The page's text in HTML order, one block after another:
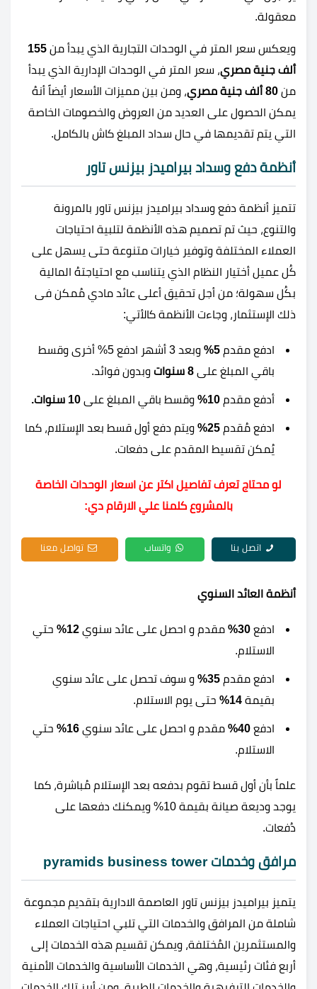
معقولة.
ويعكس سعر المتر في الوحدات التجارية الذي يبدأ من 155
ألف جنية مصري، سعر المتر في الوحدات الإدارية الذي يبدأ
من 80 ألف جنية مصري
، ومن بين مميزات الأسعار أيضاً أنهُ
يمكن الحصول على العديد من العروض والخصومات الخاصة
التي يتم تقديمها في حال سداد المبلغ كاش بالكامل.
أنظمة دفع وسداد بيراميدز بيزنس تاور
تتميز أنظمة دفع وسداد بيراميدز بيزنس تاور بالمرونة
والتنوع، حيث تم تصميم هذه الأنظمة لتلبية احتياجات
العملاء المختلفة وتوفير خيارات متنوعة حتى يسهل على
كُل عميل أختيار النظام الذي يتناسب مع احتياجتهُ المالية
بكُل سهولة؛ من أجل تحقيق أعلى عائد مادي مُمكن فى
ذلك الإستثمار، وجاءت الأنظمة كالأتي:
ادفع مقدم
وبعد 3 أشهر ادفع 5% أخرى وقسط
باقي المبلغ على 8 سنوات وبدون فوائد.
أدفع مقدم 10% وقسط باقي المبلغ على 10 سنوات.
ادفع مُقدم 25%
ويتم دفع أول قسط بعد الإستلام، كما
يُمكن تقسيط المقدم على دفعات.
لو محتاج تعرف تفاصيل اكتر عن اسعار الوحدات الخاصة
بالمشروع كلمنا علي الارقام دي:
اتصل بنا واتساب تواصل معنا
أنظمة العائد السنوي
ادفع 30% مقدم و احصل على عائد سنوي 12%
حتي
الاستلام.
ادفع مقدم 35%
و سوف تحصل على عائد سنوي
بقيمة 14% حتى يوم الاستلام.
ادفع 40% مقدم و احصل على عائد سنوي 16%
حتي
الاستلام.
علماً بأن أول قسط تقوم بدفعه بعد الإستلام مُباشرة، كما
يوجد وديعة صيانة بقيمة 10% ويمكنك دفعها على
دُفعات.
مرافق وخدمات pyramids business tower
يتميز بيراميدز بيزنس تاور العاصمة الادارية بتقديم مجموعة
شاملة من المرافق والخدمات التي تلبي احتياجات العملاء
والمستثمرين المُختلفة، ويمكن تقسيم هذه الخدمات إلى
أربع فئات رئيسية، وهي الخدمات الأساسية والخدمات الأمنية